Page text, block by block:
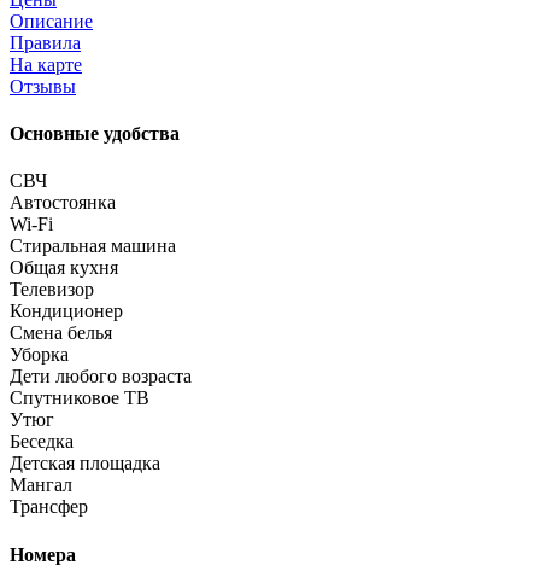
Описание
Правила
На карте
Отзывы
Основные удобства
СВЧ
Автостоянка
Wi-Fi
Стиральная машина
Общая кухня
Телевизор
Кондиционер
Смена белья
Уборка
Дети любого возраста
Спутниковое ТВ
Утюг
Беседка
Детская площадка
Мангал
Трансфер
Номера